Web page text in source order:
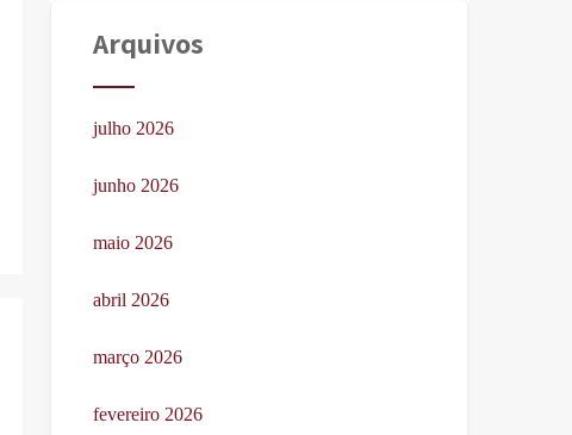
Arquivos
julho 2026
junho 2026
maio 2026
abril 2026
março 2026
fevereiro 2026